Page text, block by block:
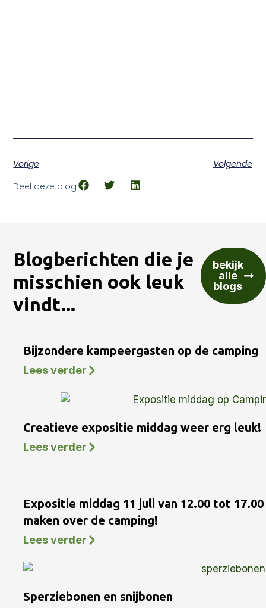
Vorige
Volgende
Deel deze blog
Blogberichten die je
misschien ook leuk
vindt...
bekijk
alle
blogs
Bijzondere kampeergasten op de camping
Lees verder
Creatieve expositie middag weer erg leuk!
Lees verder
Expositie middag 11 juli van 12.00 tot
maken over de camping!
Lees verder
Sperziebonen en snijbonen